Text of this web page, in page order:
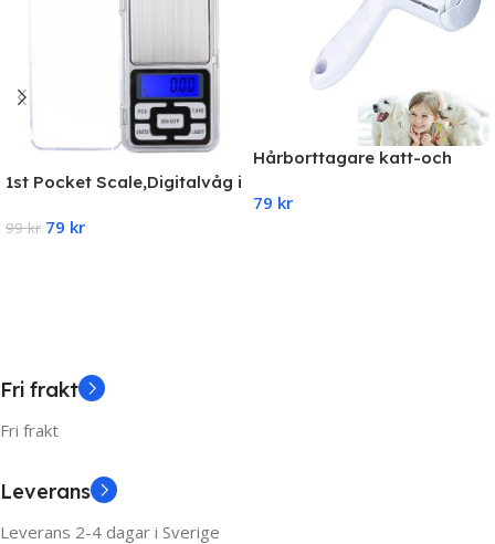
1st Pocket Scale,Digitalvåg i
0,01-200g
99kr 79 kr
Hårborttagare katt-och
79 kr
Fri frakt
Fri frakt
Leverans
Leverans 2-4 dagar i Sverige